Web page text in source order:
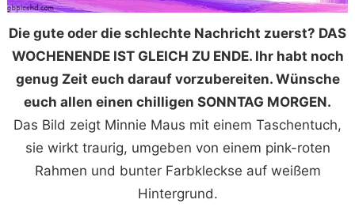
Die gute oder die schlechte Nachricht zuerst? DAS
WOCHENENDE IST GLEICH ZU ENDE. Ihr habt noch
genug Zeit euch darauf vorzubereiten. Wünsche
euch allen einen chilligen SONNTAG MORGEN.
Das Bild zeigt Minnie Maus mit einem Taschentuch,
sie wirkt traurig, umgeben von einem pink-roten
Rahmen und bunter Farbkleckse auf weißem
Hintergrund.